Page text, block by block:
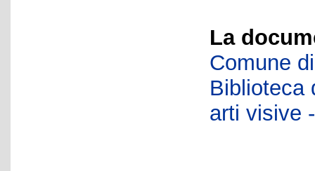
La
Comune
Biblioteca
arti visive